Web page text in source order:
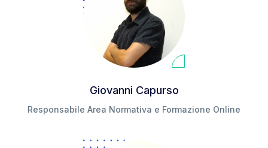
Giovanni Capurso
Responsabile Area Normativa e Formazione Online